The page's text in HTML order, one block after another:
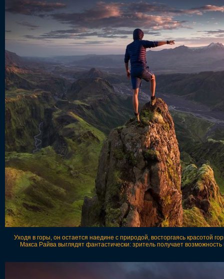
Уходя в горы, он остается наедине с природой, восторгаясь
Макса Райва выглядят фантастически: зритель получает